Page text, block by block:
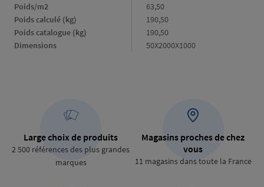
Poids/m2
Poids/m2
63,50
Poids calculé (kg)
Poids
calculé
(kg)
190,50
Poids catalogue (kg)
Poids
catalogue
(kg)
190,50
Dimensions
Dimensions
50X2000X1000
Large choix de produits
2 500 références des plus grandes
marques
Magasins proches de chez
vous
11 magasins dans toute la France